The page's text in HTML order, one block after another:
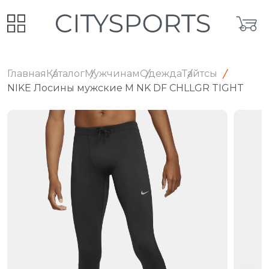
Главная КаталогМужчинамОдеждаТайтсы
NIKE Лосины мужские M NK DF CHLLGR TIGHT